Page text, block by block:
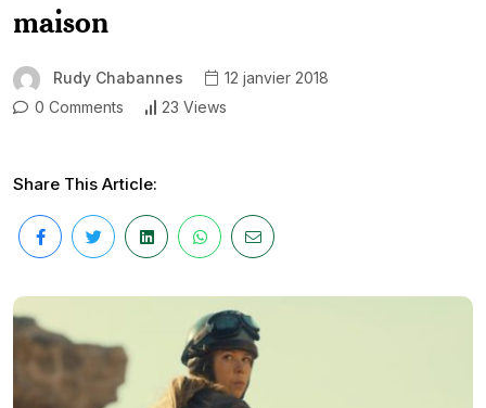
maison
Rudy Chabannes
12 janvier 2018
0 Comments
23 Views
Share This Article: